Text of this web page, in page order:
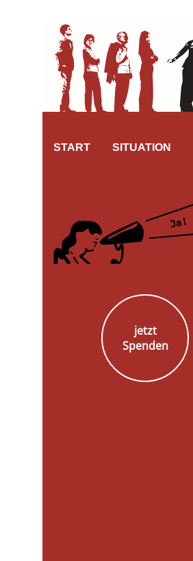
START SITUATION
jetzt
Spenden